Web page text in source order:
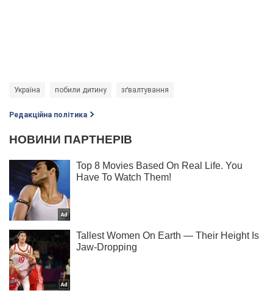
Україна побили дитину зґвалтування
Редакційна політика